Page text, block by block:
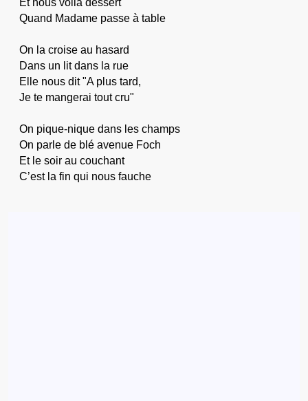
Et nous voilà dessert
Quand Madame passe à table
On la croise au hasard
Dans un lit dans la rue
Elle nous dit "A plus tard,
Je te mangerai tout cru"
On pique-nique dans les champs
On parle de blé avenue Foch
Et le soir au couchant
C’est la fin qui nous fauche